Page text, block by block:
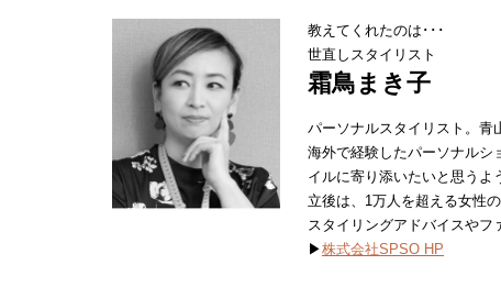
教えてくれたのは･･･
世直しスタイリスト
霜鳥まき子
パーソナルスタイリスト。青
海外で経験したパーソナルシ
イルに寄り添いたいと思うよ
立後は、1万人を超える女性
スタイリングアドバイスやフ
▶株式会社SPSO HP